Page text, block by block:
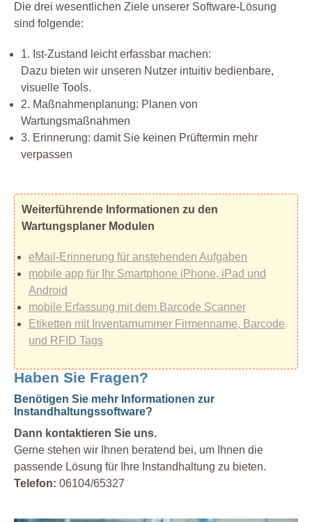
Die drei wesentlichen Ziele unserer Software-Lösung
sind folgende:
1. Ist-Zustand leicht erfassbar machen:
Dazu bieten wir unseren Nutzer intuitiv bedienbare,
visuelle Tools.
2. Maßnahmenplanung: Planen von
Wartungsmaßnahmen
3. Erinnerung: damit Sie keinen Prüftermin mehr
verpassen
Weiterführende Informationen zu den
Wartungsplaner Modulen
eMail-Erinnerung für anstehenden Aufgaben
mobile app für Ihr Smartphone iPhone, iPad und
Android
mobile Erfassung mit dem Barcode Scanner
Etiketten mit Inventarnummer Firmenname, Barcode
und RFID Tags
Haben Sie Fragen?
Benötigen Sie mehr Informationen zur
Instandhaltungssoftware?
Dann kontaktieren Sie uns.
Gerne stehen wir Ihnen beratend bei, um Ihnen die
passende Lösung für Ihre Instandhaltung zu bieten.
Telefon: 06104/65327